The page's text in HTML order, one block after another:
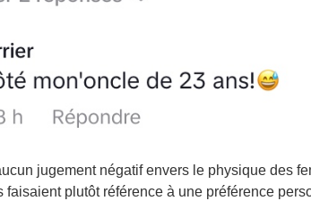
jugement négatif envers le physique des
faisaient plutôt référence à une préférence